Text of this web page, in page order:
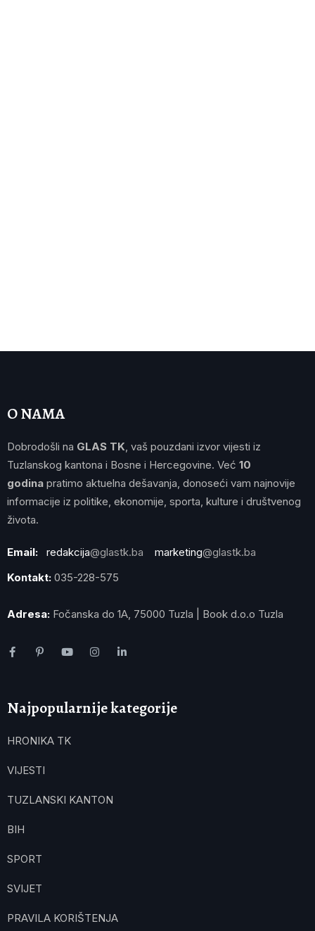
O NAMA
Dobrodošli na GLAS TK , vaš pouzdani izvor vijesti iz
Tuzlanskog kantona i Bosne i Hercegovine. Već 10
godina pratimo aktuelna dešavanja, donoseći vam najnovije
informacije iz politike, ekonomije, sporta, kulture i društvenog
života.
Email: redakcija@glastk.ba marketing@glastk.ba
Kontakt: 035-228-575
Adresa: Fočanska do 1A, 75000 Tuzla | Book d.o.o Tuzla
Najpopularnije kategorije
HRONIKA TK
VIJESTI
TUZLANSKI KANTON
BIH
SPORT
SVIJET
PRAVILA KORIŠTENJA